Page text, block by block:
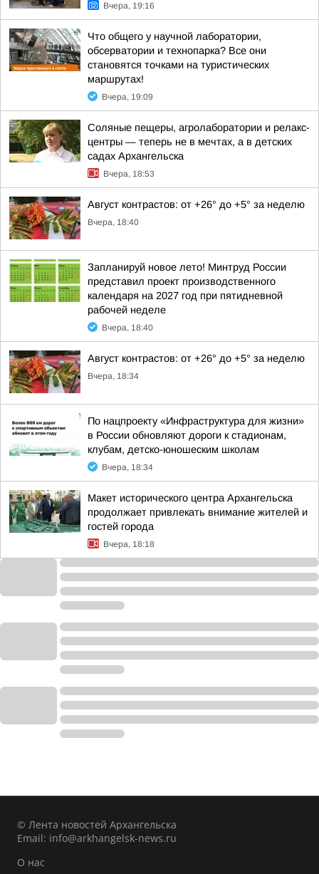
Вчера, 19:16
Что общего у научной лаборатории,
обсерватории и технопарка? Все они
становятся точками на туристических
маршрутах!
Вчера, 19:09
Соляные пещеры, агролаборатории и релакс-
центры — теперь не в мечтах, а в детских
садах Архангельска
Вчера, 18:53
Август контрастов: от +26° до +5° за неделю
Вчера, 18:40
Запланируй новое лето! Минтруд России
представил проект производственного
календаря на 2027 год при пятидневной
рабочей неделе
Вчера, 18:40
Август контрастов: от +26° до +5° за неделю
Вчера, 18:34
По нацпроекту «Инфраструктура для жизни»
в России обновляют дороги к стадионам,
клубам, детско-юношеским школам
Вчера, 18:34
Макет исторического центра Архангельска
продолжает привлекать внимание жителей и
гостей города
Вчера, 18:18
© Лента новостей Архангельска
Email: info@arkhangelsk-news.ru
О нас